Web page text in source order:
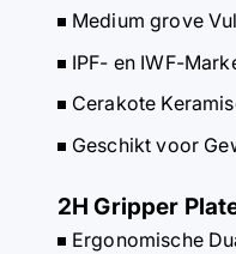
Medium grove
IPF- en IWF-
Cerakote
Geschikt voor
2H Gripper
Ergonomische